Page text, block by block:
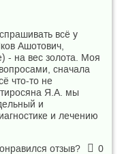
всё у
Ашотович,
- на вес золота. Моя
сначала
что-то не
Я.А. мы
и
и лечению
отзыв?
0